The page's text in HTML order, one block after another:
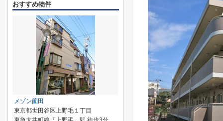
おすすめ物件
メゾン薗田
東京都世田谷区上野毛１丁目